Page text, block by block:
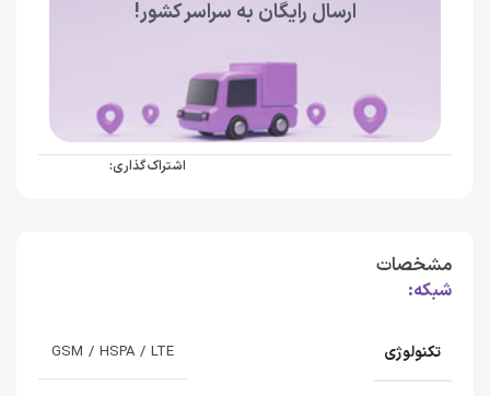
ارسال رایگان به سراسر کشور!
اشتراک گذاری:
مشخصات
شبکه:
تکنولوژی GSM / HSPA / LTE